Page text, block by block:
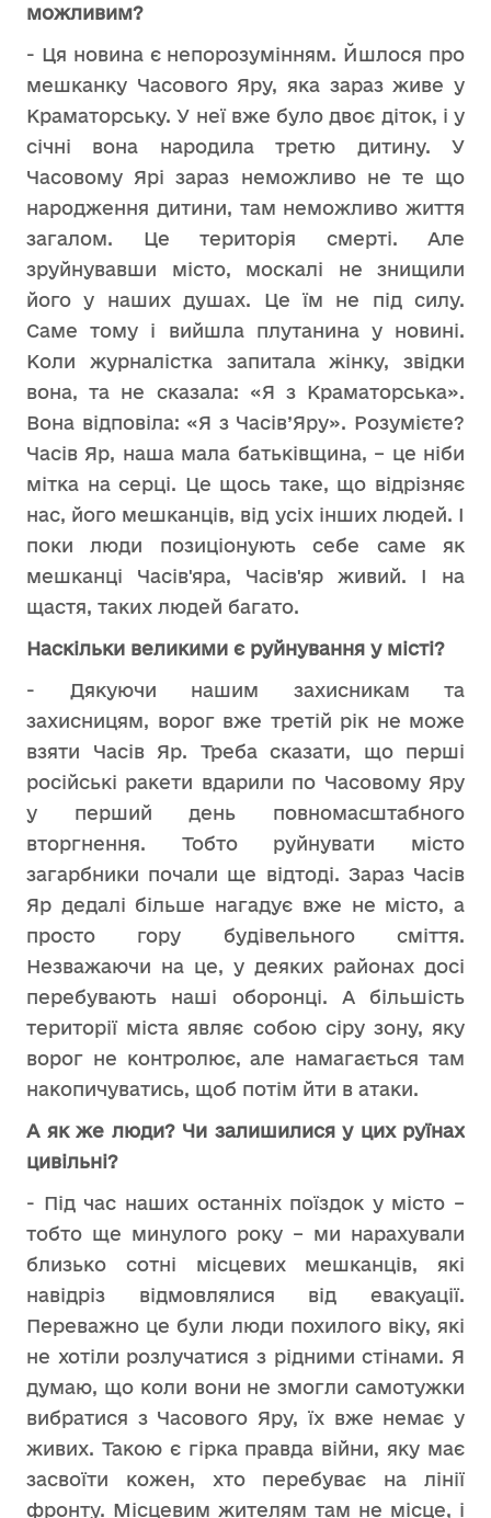
можливим?
- Ця новина є непорозумінням. Йшлося про
мешканку Часового Яру, яка зараз живе у
Краматорську. У неї вже було двоє діток, і у
січні вона народила третю дитину. У
Часовому Ярі зараз неможливо не те що
народження дитини, там неможливо життя
загалом. Це територія смерті. Але
зруйнувавши місто, москалі не знищили
його у наших душах. Це їм не під силу.
Саме тому і вийшла плутанина у новині.
Коли журналістка запитала жінку, звідки
вона, та не сказала: «Я з Краматорська».
Вона відповіла: «Я з Часів’Яру». Розумієте?
Часів Яр, наша мала батьківщина, – це ніби
мітка на серці. Це щось таке, що відрізняє
нас, його мешканців, від усіх інших людей. І
поки люди позиціонують себе саме як
мешканці Часів'яра, Часів'яр живий. І на
щастя, таких людей багато.
Наскільки великими є руйнування у місті?
- Дякуючи нашим захисникам та
захисницям, ворог вже третій рік не може
взяти Часів Яр. Треба сказати, що перші
російські ракети вдарили по Часовому Яру
у перший день повномасштабного
вторгнення. Тобто руйнувати місто
загарбники почали ще відтоді. Зараз Часів
Яр дедалі більше нагадує вже не місто, а
просто гору будівельного сміття.
Незважаючи на це, у деяких районах досі
перебувають наші оборонці. А більшість
території міста являє собою сіру зону, яку
ворог не контролює, але намагається там
накопичуватись, щоб потім йти в атаки.
А як же люди? Чи залишилися у цих руїнах
цивільні?
- Під час наших останніх поїздок у місто –
тобто ще минулого року – ми нарахували
близько сотні місцевих мешканців, які
навідріз відмовлялися від евакуації.
Переважно це були люди похилого віку, які
не хотіли розлучатися з рідними стінами. Я
думаю, що коли вони не змогли самотужки
вибратися з Часового Яру, їх вже немає у
живих. Такою є гірка правда війни, яку має
засвоїти кожен, хто перебуває на лінії
фронту. Місцевим жителям там не місце, і